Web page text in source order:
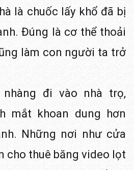
là chuốc lấy khổ đã bị
Đúng là cơ thể thoải
làm con người ta trở
nhàng đi vào nhà trọ,
mắt khoan dung hơn
Những nơi như cửa
cho thuê băng video lọt